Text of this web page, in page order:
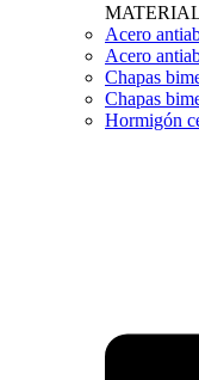
Acero
Acero
Chapas
Chapas
Hormigón